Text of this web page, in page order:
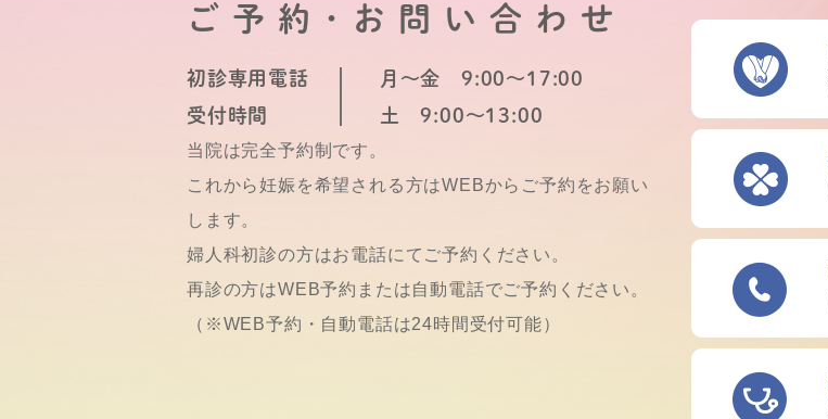
ご予約･お問い合わせ
初診専用電話
受付時間
月～金 9:00～17:00
土 9:00～13:00
当院は完全予約制です。
これから妊娠を希望される方はWEBからご予約をお願い
します。
婦人科初診の方はお電話にてご予約ください。
再診の方はWEB予約または自動電話でご予約ください。
（※WEB予約・自動電話は24時間受付可能）